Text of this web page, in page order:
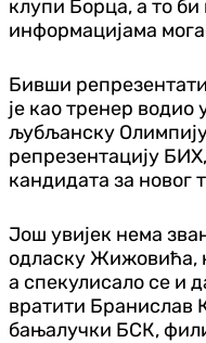
клупи Борца, а то
информацијама
Бивши
је као тренер водио
љубљанску
репрезентацију
кандидата за новог
Још увијек нема
одласку Жижовића,
а спекулисало се и
вратити Бранислав
бањалучки БСК,